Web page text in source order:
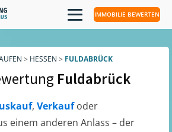
IMMOBILIE BEWERTEN
> HESSEN > FULDABRÜCK
Fuldabrück
, Verkaufoder
einem anderen Anlass – der